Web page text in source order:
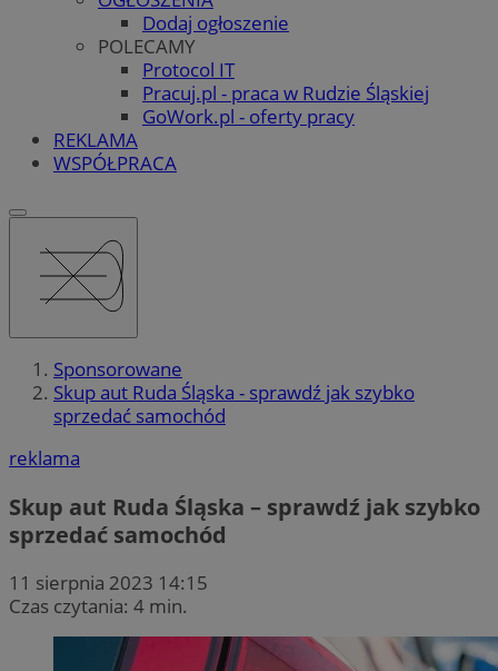
Dodaj ogłoszenie
POLECAMY
Protocol IT
Pracuj.pl - praca w Rudzie Śląskiej
GoWork.pl - oferty pracy
REKLAMA
WSPÓŁPRACA
Sponsorowane
Skup aut Ruda Śląska - sprawdź jak szybko
sprzedać samochód
reklama
Skup aut Ruda Śląska – sprawdź jak szybko
sprzedać samochód
11 sierpnia 2023 14:15
Czas czytania: 4 min.